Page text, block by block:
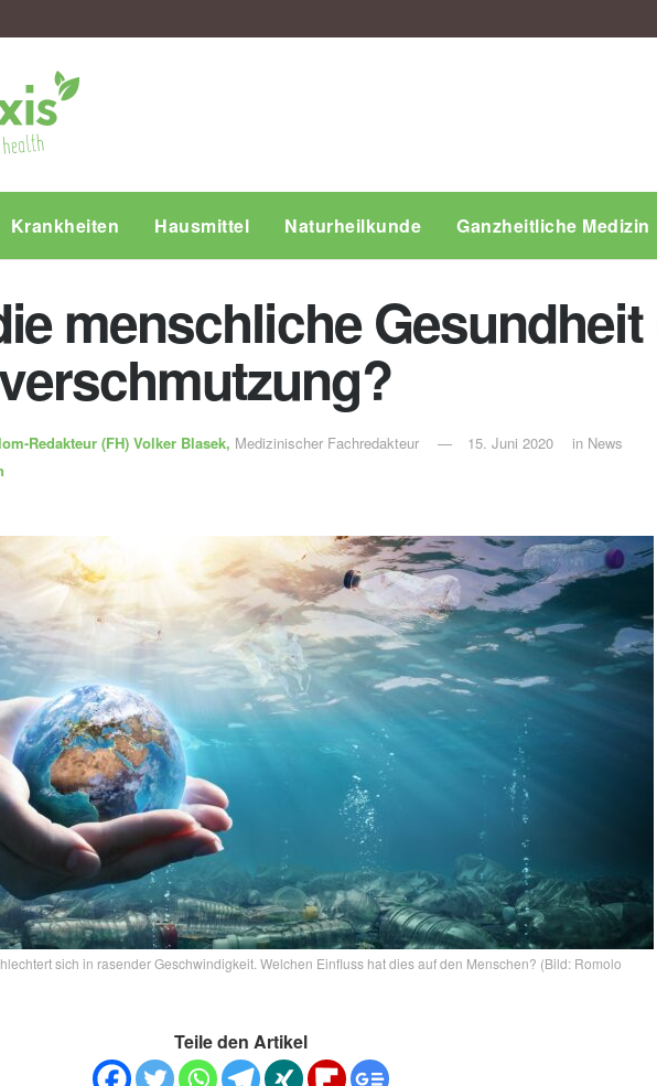
Krankheiten Hausmittel Naturheilkunde Ganzheitliche Medizin
menschliche
Redakteur (FH) Volker Blasek, Medizinischer Fachredakteur
15. Juni 2020 in News
sich in rasender Geschwindigkeit. Welchen Einfluss hat dies auf den Menschen? (Bild: Romolo
Teile den Artikel